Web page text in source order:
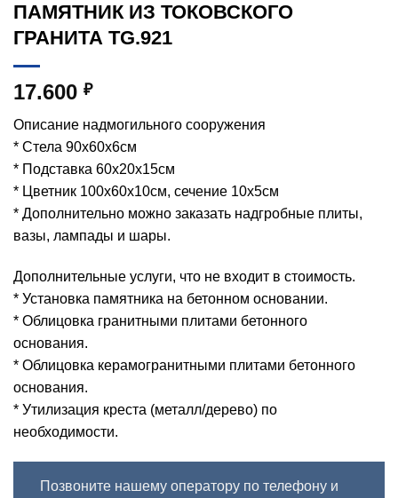
ПАМЯТНИК ИЗ ТОКОВСКОГО
ГРАНИТА TG.921
17.600 ₽
Описание надмогильного сооружения
* Стела 90х60х6см
* Подставка 60х20х15см
* Цветник 100х60х10см, сечение 10х5см
* Дополнительно можно заказать надгробные плиты,
вазы, лампады и шары.
Дополнительные услуги, что не входит в стоимость.
* Установка памятника на бетонном основании.
* Облицовка гранитными плитами бетонного
основания.
* Облицовка керамогранитными плитами бетонного
основания.
* Утилизация креста (металл/дерево) по
необходимости.
Позвоните нашему оператору по телефону и